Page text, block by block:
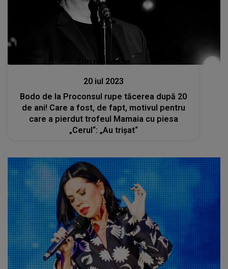
Stiri mondene
20 iul 2023
Bodo de la Proconsul rupe tăcerea după 20
de ani! Care a fost, de fapt, motivul pentru
care a pierdut trofeul Mamaia cu piesa
„Cerul“: „Au trișat“